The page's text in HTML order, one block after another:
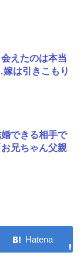
えたのは本当
は引きこもり
できる相手で
兄ちゃん父親